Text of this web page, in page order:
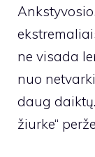
ne visada
nuo
daug
žiurke“